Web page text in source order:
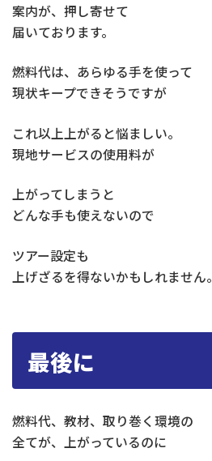
案内が、押し寄せて
届いております。
燃料代は、あらゆる手を使って
現状キープできそうですが
これ以上上がると悩ましい。
現地サービスの使用料が
上がってしまうと
どんな手も使えないので
ツアー設定も
上げざるを得ないかもしれません。
最後に
燃料代、教材、取り巻く環境の
全てが、上がっているのに